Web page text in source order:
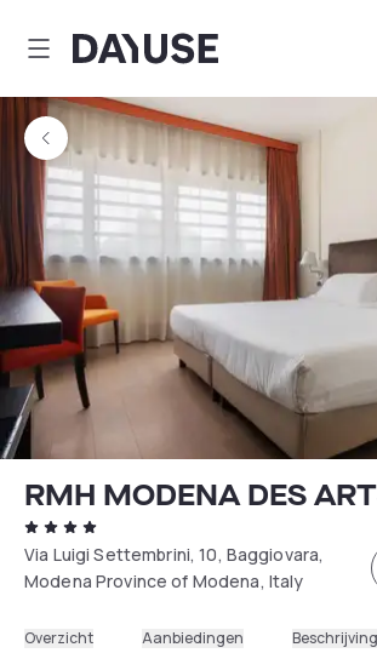
Dayuse
RMH MODENA DES
Via Luigi Settembrini, 10, Baggiovara,
Modena Province of Modena, Italy
Overzicht Aanbiedingen Beschrijving